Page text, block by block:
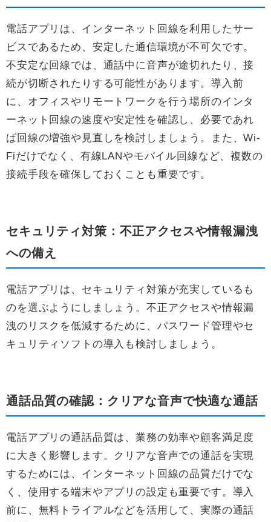
電話アプリは、インターネット回線を利用したサー
ビスであるため、安定した通信環境が不可欠です。
不安定な回線では、通話中に音声が途切れたり、接
続が切断されたりする可能性があります。導入前
に、オフィスやリモートワークを行う場所のインタ
ーネット回線の速度や安定性を確認し、必要であれ
ば回線の増強や見直しを検討しましょう。また、Wi-
Fiだけでなく、有線LANやモバイル回線など、複数の
接続手段を確保しておくことも重要です。
セキュリティ対策：不正アクセスや情報漏洩
への備え
電話アプリは、セキュリティ対策が充実しているも
のを選ぶようにしましょう。不正アクセスや情報漏
洩のリスクを低減するために、パスワード管理やセ
キュリティソフトの導入も検討しましょう。
通話品質の確認：クリアな音声で快適な通話
電話アプリの通話品質は、業務の効率や顧客満足度
に大きく影響します。クリアな音声での通話を実現
するためには、インターネット回線の品質だけでな
く、使用する端末やアプリの設定も重要です。導入
前に、無料トライアルなどを活用して、実際の通話